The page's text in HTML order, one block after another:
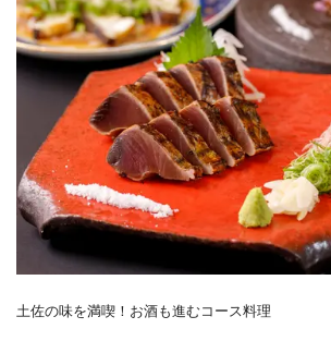
土佐の味を満喫！お酒も進むコース料理